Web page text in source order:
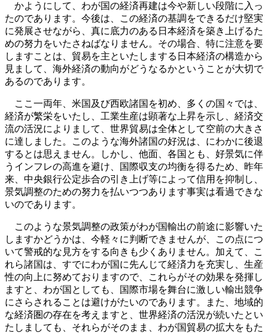
かようにして、わが国の経済再建は今や新しい段階に入っ
たのであります。今後は、この経済の基調をできるだけ堅実
に発展させながら、真に底力のある日本経済を築き上げるた
めの努力をいたさねばなりません。その場合、特に注意を要
しますことは、貿易を主といたしまする日本経済の構造から
見まして、海外経済の動向がどうなるかということが大切で
あるのであります。
ここ一両年、米国及び西欧諸国を初め、多くの国々では、
経済が繁栄をいたし、工業生産は顕著な上昇を示し、経済交
流の活況によりまして、世界貿易は全体として空前の大きさ
に達しました。このような海外諸国の好況は、にわかに後退
するとは思えません。しかし、他面、各国とも、好景気に伴
うインフレの高進を避け、国際収支の均衡を得るため、昨年
来、中央銀行公定歩合の引き上げ等によって信用を抑制し、
景気調整のための努力を払いつつあります事実は看過できな
いのであります。
このような景気調整の政策がわが国輸出の前途に影響いた
しますかどうかは、今軽々に判断できませんが、この点につ
いて警戒的な見方をする向きも少くありません。加えて、こ
れら諸国は、すでにわが国に先んじて経済力を充実し、生産
性の向上に努めておりますので、これらがその効果を発揮し
ますと、わが国としても、国際市場を舞台に激しい輸出競争
にさらされることは避けがたいのであります。また、地域的
な経済圏の存在を考えますと、世界経済の活況が続いたとい
たしましても、それらがそのまま、わが国貿易の拡大をもた